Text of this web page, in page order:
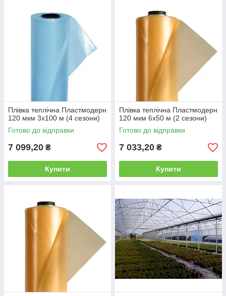
Плівка теплічна Пластмодерн
120 мкм 3х100 м (4 сезони)
Готово до відправки
7 099,20 ₴
Купити
Плівка теплічна Пластмодерн
120 мкм 6х50 м (2 сезони)
Готово до відправки
7 033,20 ₴
Купити